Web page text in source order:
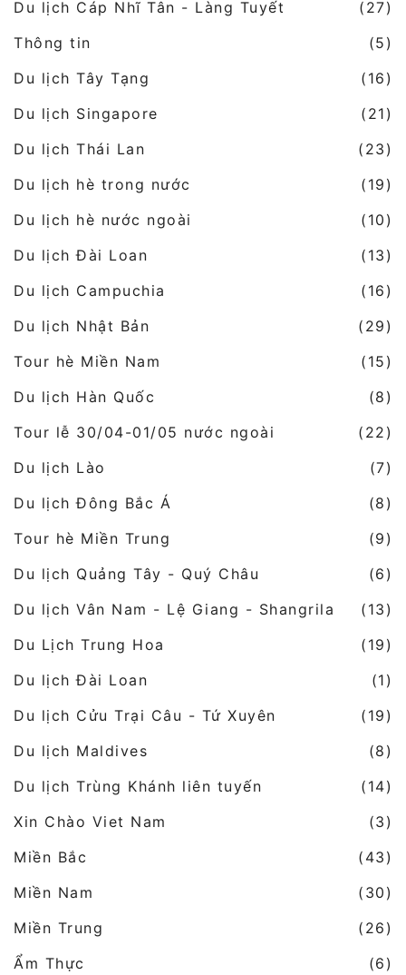
Du lịch Cáp Nhĩ Tân - Làng Tuyết
(27)
Thông tin
(5)
Du lịch Tây Tạng
(16)
Du lịch Singapore
(21)
Du lịch Thái Lan
(23)
Du lịch hè trong nước
(19)
Du lịch hè nước ngoài
(10)
Du lịch Đài Loan
(13)
Du lịch Campuchia
(16)
Du lịch Nhật Bản
(29)
Tour hè Miền Nam
(15)
Du lịch Hàn Quốc
(8)
Tour lễ 30/04-01/05 nước ngoài
(22)
Du lịch Lào
(7)
Du lịch Đông Bắc Á
(8)
Tour hè Miền Trung
(9)
Du lịch Quảng Tây - Quý Châu
(6)
Du lịch Vân Nam - Lệ Giang - Shangrila
(13)
Du Lịch Trung Hoa
(19)
Du lịch Đài Loan
(1)
Du lịch Cửu Trại Câu - Tứ Xuyên
(19)
Du lịch Maldives
(8)
Du lịch Trùng Khánh liên tuyến
(14)
Xin Chào Viet Nam
(3)
Miền Bắc
(43)
Miền Nam
(30)
Miền Trung
(26)
Ẩm Thực
(6)